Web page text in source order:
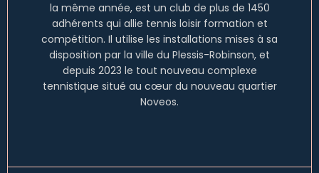
la même année, est un club de plus de 1450
adhérents qui allie tennis loisir formation et
compétition. Il utilise les installations mises à sa
disposition par la ville du Plessis-Robinson, et
depuis 2023 le tout nouveau complexe
tennistique situé au cœur du nouveau quartier
Noveos.